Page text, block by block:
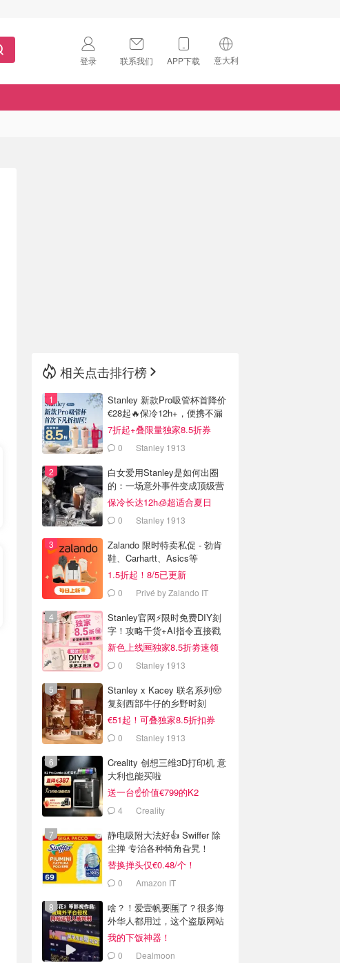
登录 联系我们 APP下载 意大利
🇺🇸
相关点击排行榜
Stanley 新款Pro吸管杯首降价
€28起🔥保冷12h+，便携不漏
水
7折起+叠限量独家8.5折券
0 Stanley 1913
白女爱用Stanley是如何出圈
的：一场意外事件变成顶级营
销案例
保冷长达12h🧊超适合夏日
0 Stanley 1913
Zalando 限时特卖私促 - 勃肯
鞋、Carhartt、Asics等
1.5折起！8/5已更新
0 Privé by Zalando IT
Stanley官网⚡️限时免费DIY刻
字！攻略干货+AI指令直接戳
新色上线🆓独家8.5折劵速领
0 Stanley 1913
Stanley x Kacey 联名系列🤠
复刻西部牛仔的乡野时刻
€51起！可叠独家8.5折扣券
0 Stanley 1913
Creality 创想三维3D打印机 意
大利也能买啦
送一台☝️价值€799的K2
Combo！
4 Creality
静电吸附大法好👍 Swiffer 除
尘掸 专治各种犄角旮旯！
替换掸头仅€0.48/个！
0 Amazon IT
啥？！爱壹帆要🈚️了？很多海
外华人都用过，这个盗版网站
老板被判4年半
我的下饭神器！
0 Dealmoon